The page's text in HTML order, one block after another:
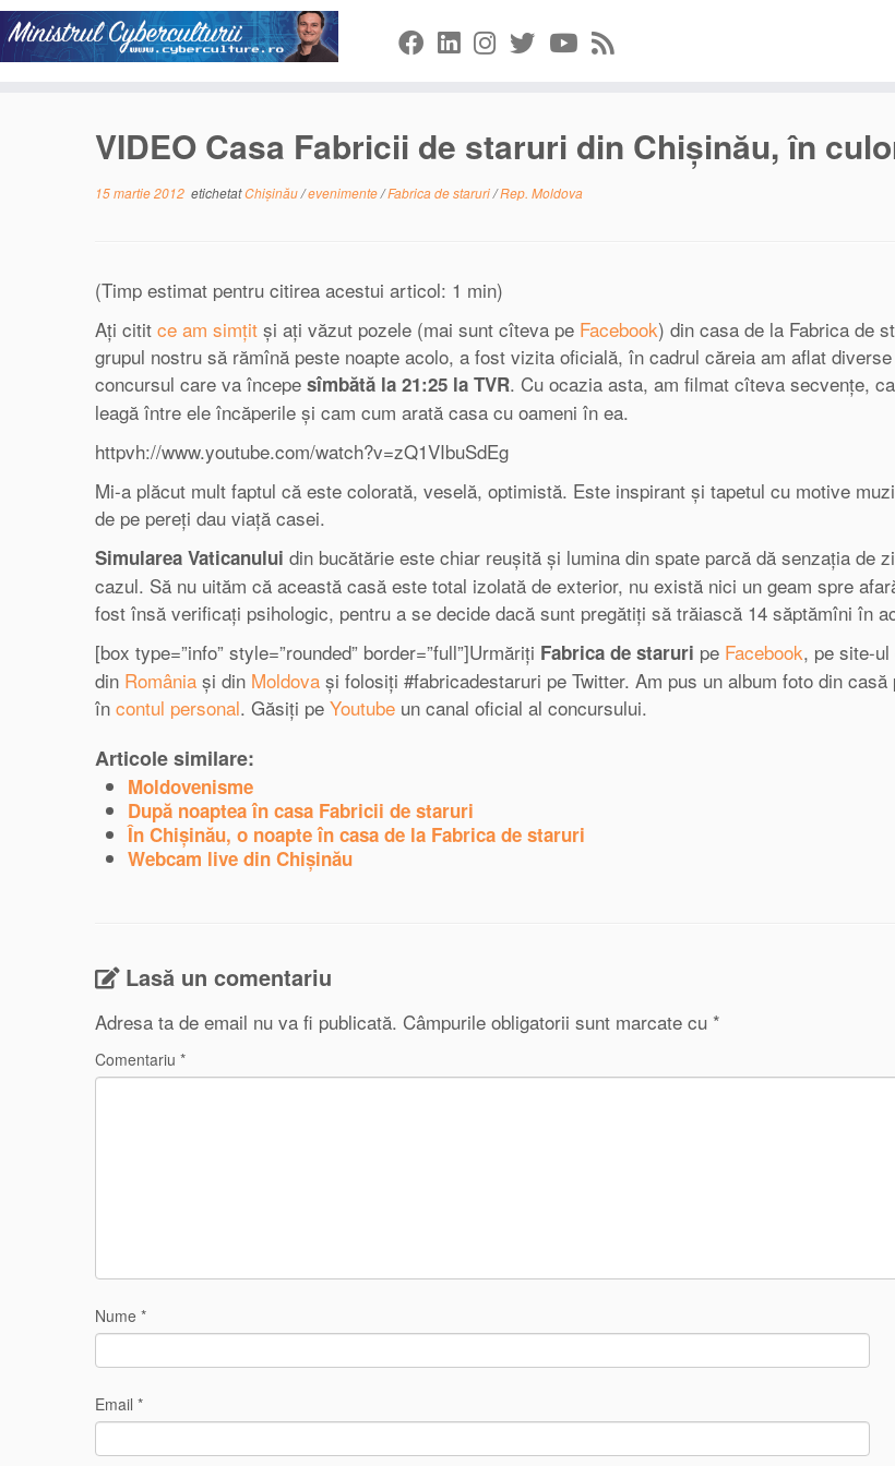
Sari
la
VIDEO Casa Fabricii de staruri din Chișinău, în
15 martie 2012 etichetatChișinău/evenimente/Fabrica de staruri/Rep. Moldova
(Timp estimat pentru citirea acestui articol: 1 min)
Ați citit ce am simțit și ați văzut pozele (mai sunt cîteva pe Facebook) din casa de la Fabrica de
grupul nostru să rămînă peste noapte acolo, a fost vizita oficială, în cadrul căreia am aflat
concursul care va începe sîmbătă la 21:25 la TVR. Cu ocazia asta, am filmat cîteva secvențe,
leagă între ele încăperile și cam cum arată casa cu oameni în ea.
httpvh://www.youtube.com/watch?v=zQ1VIbuSdEg
Mi-a plăcut mult faptul că este colorată, veselă, optimistă. Este inspirant și tapetul cu motive
de pe pereți dau viață casei.
Simularea Vaticanului din bucătărie este chiar reușită și lumina din spate parcă dă senzația de
cazul. Să nu uităm că această casă este total izolată de exterior, nu există nici un geam spre
fost însă verificați psihologic, pentru a se decide dacă sunt pregătiți să trăiască 14 săptămîni în
[box type=”info” style=”rounded” border=”full”]Urmăriți Fabrica de staruri pe Facebook, pe site-
din România și din Moldova și folosiți #fabricadestaruri pe Twitter. Am pus un album foto din casă
în contul personal. Găsiți pe Youtube un canal oficial al concursului.
Articole similare:
Moldovenisme
După noaptea în casa Fabricii de staruri
În Chișinău, o noapte în casa de la Fabrica de staruri
Webcam live din Chişinău
Lasă un comentariu
Adresa ta de email nu va fi publicată. Câmpurile obligatorii sunt marcate cu *
Comentariu *
Nume *
Email *